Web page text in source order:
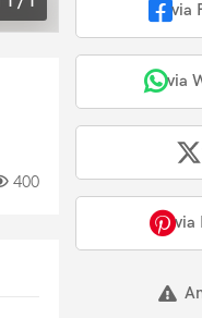
400
via
via
via